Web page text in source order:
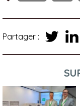
Partager :